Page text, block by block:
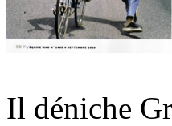
Il déniche